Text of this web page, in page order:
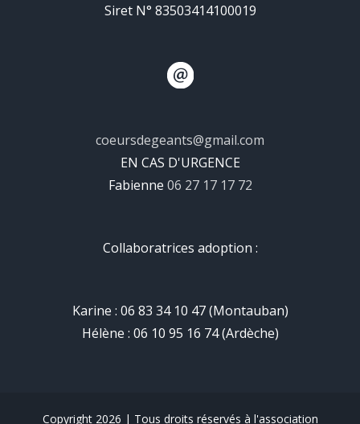
Siret N° 83503414100019
coeursdegeants@gmail.com
EN CAS D'URGENCE
Fabienne 06 27 17 17 72
Collaboratrices adoption :
Karine : 06 83 34 10 47 (Montauban)
Hélène : 06 10 95 16 74 (Ardèche)
Copyright 2026 | Tous droits réservés à l'association